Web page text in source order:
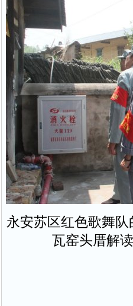
永安苏区红色歌舞
瓦窑头厝解